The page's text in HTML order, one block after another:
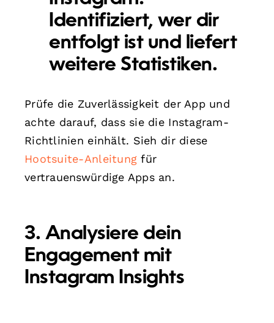
Identifiziert, wer dir
entfolgt ist und liefert
weitere Statistiken.
Prüfe die Zuverlässigkeit der App und
achte darauf, dass sie die Instagram-
Richtlinien einhält. Sieh dir diese
Hootsuite-Anleitung für
vertrauenswürdige Apps an.
3. Analysiere dein
Engagement mit
Instagram Insights